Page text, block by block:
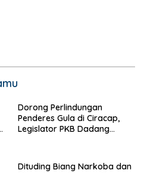
Dorong Perlindungan
Penderes Gula di Ciracap,
Legislator PKB Dadang
Ketenagakerjaan
Dituding Biang Narkoba dan